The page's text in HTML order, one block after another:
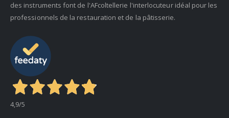
des instruments font de l'AFcoltellerie l'interlocuteur idéal pour les
professionnels de la restauration et de la pâtisserie.
4,9/5